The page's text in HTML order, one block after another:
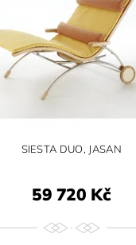
SIESTA DUO, JASAN
59 720 Kč